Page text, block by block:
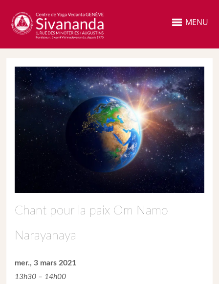
MENU
Chant pour la paix Om Namo
Narayanaya
mer., 3 mars 2021
13h30 – 14h00